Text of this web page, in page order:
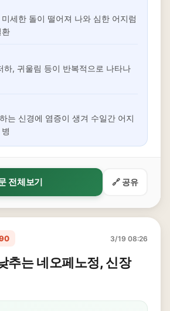
세한 돌이 떨어져 나와 심한 어지럼
환
하, 귀울림 등이 반복적으로 나타나
는 신경에 염증이 생겨 수일간 어지
전체보기 🔗 공유
3/19 08:26
추는 네오페노정, 신장